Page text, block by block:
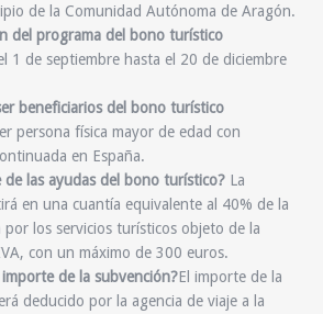
de la Comunidad Autónoma de Aragón.
del programa del bono turístico
1 de septiembre hasta el 20 de diciembre
beneficiarios del bono turístico
persona física mayor de edad con
en España.
de las ayudas del bono turístico? La
en una cuantía equivalente al 40% de la
los servicios turísticos objeto de la
con un máximo de 300 euros.
de la subvención?El importe de la
deducido por la agencia de viaje a la